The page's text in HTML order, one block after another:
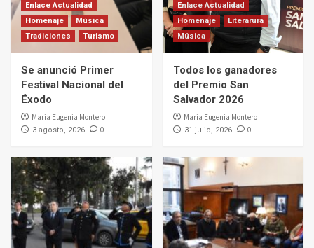
Enlace Actualidad
Homenaje
Música
Tradiciones
Turismo
Se anunció Primer
Festival Nacional del
Éxodo
Maria Eugenia Montero
3 agosto, 2026 0
Enlace Actualidad
Homenaje
Literarura
Música
Todos los ganadores
del Premio San
Salvador 2026
Maria Eugenia Montero
31 julio, 2026 0